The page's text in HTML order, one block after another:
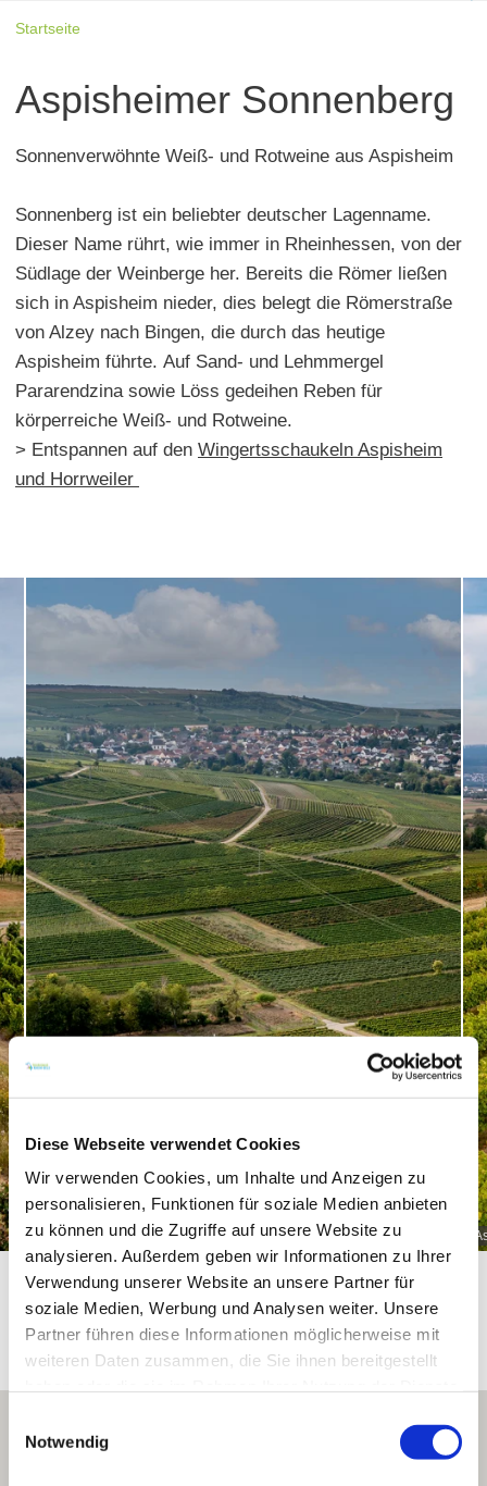
Diese Webseite verwendet Cookies
Wir verwenden Cookies, um Inhalte und Anzeigen zu
personalisieren, Funktionen für soziale Medien anbieten
zu können und die Zugriffe auf unsere Website zu
analysieren. Außerdem geben wir Informationen zu Ihrer
Verwendung unserer Website an unsere Partner für
soziale Medien, Werbung und Analysen weiter. Unsere
Partner führen diese Informationen möglicherweise mit
weiteren Daten zusammen, die Sie ihnen bereitgestellt
Notwendig
Startseite
Aspisheimer Sonnenberg
Sonnenverwöhnte Weiß- und Rotweine aus Aspisheim
Sonnenberg ist ein beliebter deutscher Lagenname.
Dieser Name rührt, wie immer in Rheinhessen, von der
Südlage der Weinberge her. Bereits die Römer ließen
sich in Aspisheim nieder, dies belegt die Römerstraße
von Alzey nach Bingen, die durch das heutige
Aspisheim führte. Auf Sand- und Lehmmergel
Pararendzina sowie Löss gedeihen Reben für
körperreiche Weiß- und Rotweine.
> Entspannen auf den Wingertsschaukeln Aspisheim
und Horrweiler
Aspisheimer Sonnenberg
Daten und Fakten